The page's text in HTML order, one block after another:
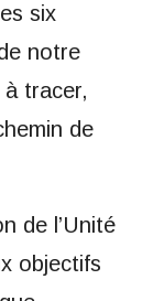
six
notre
tracer,
de
de l’Unité
objectifs